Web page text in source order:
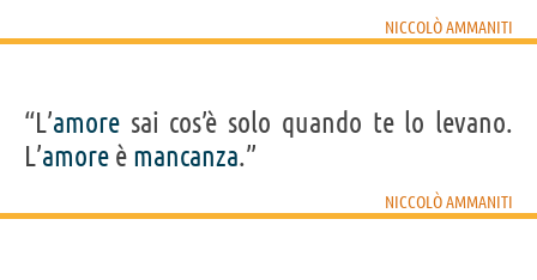
NICCOLÒ AMMANITI
“L’amore sai cos’è solo quando te lo levano.
L’amore è mancanza.”
NICCOLÒ AMMANITI